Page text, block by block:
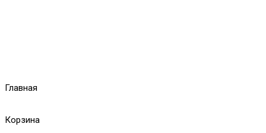
Главная
Корзина